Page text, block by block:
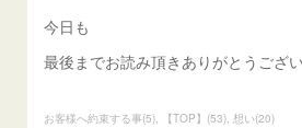
今日も
最後までお読み頂きありがとうござ
お客様へ約束する事(5) 【TOP】 (53) 想い(20)